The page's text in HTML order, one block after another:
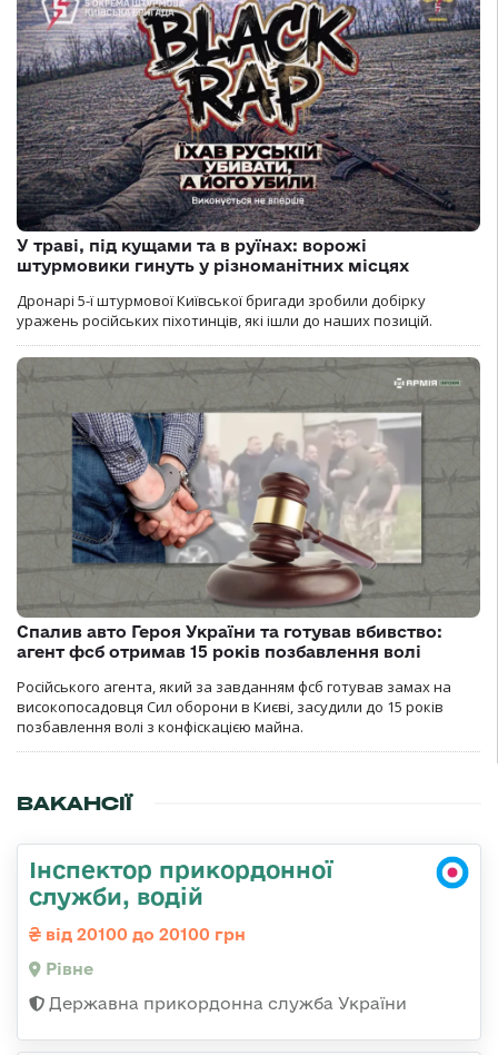
У траві, під кущами та в руїнах: ворожі
штурмовики гинуть у різноманітних місцях
Дронарі 5-ї штурмової Київської бригади зробили добірку
уражень російських піхотинців, які ішли до наших позицій.
Спалив авто Героя України та готував вбивство:
агент фсб отримав 15 років позбавлення волі
Російського агента, який за завданням фсб готував замах на
високопосадовця Сил оборони в Києві, засудили до 15 років
позбавлення волі з конфіскацією майна.
ВАКАНСІЇ
Інспектор прикордонної
служби, водій
від 20100 до 20100 грн
Рівне
Державна прикордонна служба України